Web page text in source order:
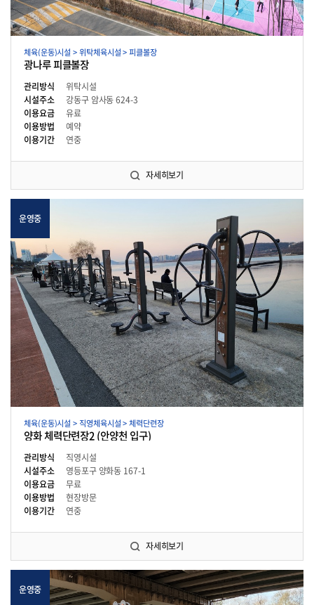
체육(운동)시설 > 위탁체육시설 > 피클볼장
광나루 피클볼장
관리방식
위탁시설
시설주소
강동구 암사동 624-3
이용요금
유료
이용방법
예약
이용기간
연중
자세히보기
운영중
체육(운동)시설 > 직영체육시설 > 체력단련장
양화 체력단련장2 (안양천 입구)
관리방식
직영시설
시설주소
영등포구 양화동 167-1
이용요금
무료
이용방법
현장방문
이용기간
연중
자세히보기
운영중